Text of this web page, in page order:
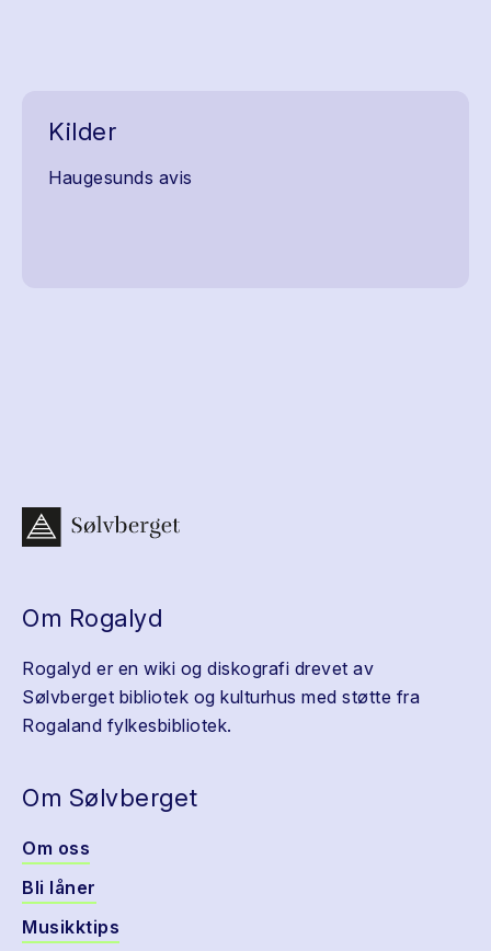
Kilder
Haugesunds avis
Om Rogalyd
Rogalyd er en wiki og diskografi drevet av
Sølvberget bibliotek og kulturhus med støtte fra
Rogaland fylkesbibliotek.
Om Sølvberget
Om oss
Bli låner
Musikktips